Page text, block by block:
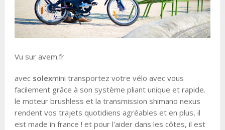
Vu sur avem.fr
avec solexmini transportez votre vélo avec vous
facilement grâce à son système pliant unique et rapide.
le moteur brushless et la transmission shimano nexus
rendent vos trajets quotidiens agréables et en plus, il
est made in france ! et pour l'aider dans les côtes, il est